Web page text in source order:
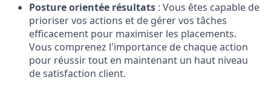
Posture orientée résultats : Vous êtes capable de
prioriser vos actions et de gérer vos tâches
efficacement pour maximiser les placements.
Vous comprenez l'importance de chaque action
pour réussir tout en maintenant un haut niveau
de satisfaction client.